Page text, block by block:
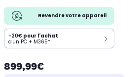
Revendre votre appareil
-20€ pour l'achat
d'un PC + M365*
899,99€